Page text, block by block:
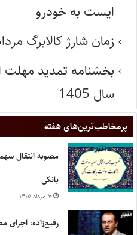
ایست به خودرو
زمان شارژ کالابرگ
بخشنامه تمدید مهلت
سال 1405
پر‌مخاطب‌ترین‌های هفته
مصوبه انتقال
بانکی
۷ مرداد ۱۴۰۵
رفیع‌زاده: اجرای